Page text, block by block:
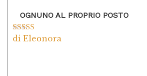
OGNUNO AL PROPRIO POSTO
Valutato5su
di Eleonora